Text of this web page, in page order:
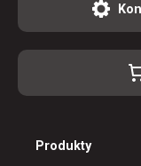
Produkty